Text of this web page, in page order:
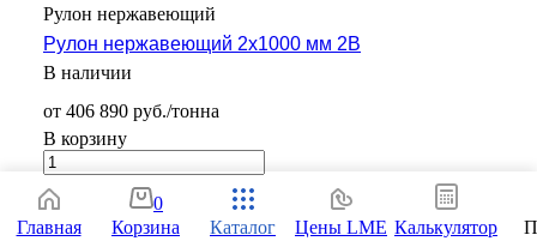
Рулон нержавеющий
Рулон нержавеющий 2х1000 мм 2В
В наличии
от 406 890 руб./тонна
В корзину
Главная
0
Корзина
Каталог Цены LME Калькулятор